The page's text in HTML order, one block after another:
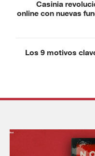
Casinia
online con nuevas
Los 9 motivos